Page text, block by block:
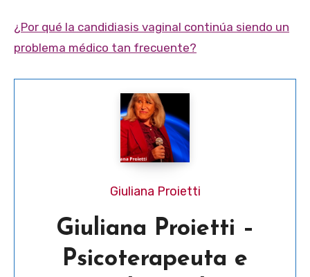
¿Por qué la candidiasis vaginal continúa siendo un
problema médico tan frecuente?
Giuliana Proietti
Giuliana Proietti –
Psicoterapeuta e